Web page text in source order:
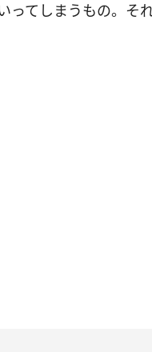
ってしまうもの。そ